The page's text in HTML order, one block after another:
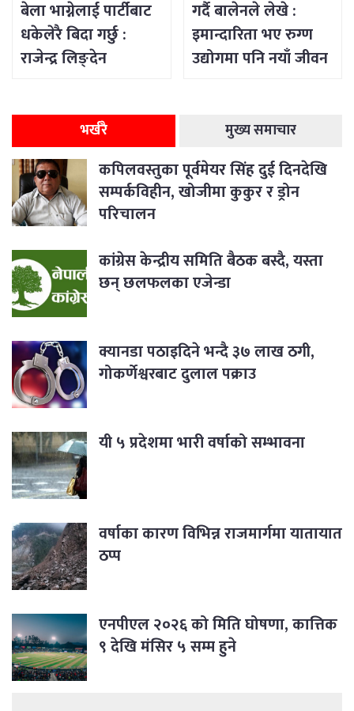
बेला भाग्नेलाई पार्टीबाट
धकेलेरै बिदा गर्छु :
राजेन्द्र लिङ्देन
गर्दै बालेनले लेखे :
इमान्दारिता भए रुग्ण
उद्योगमा पनि नयाँ जीवन
भर्खरै मुख्य समाचार
कपिलवस्तुका पूर्वमेयर सिंह दुई दिनदेखि
सम्पर्कविहीन, खोजीमा कुकुर र ड्रोन
परिचालन
कांग्रेस केन्द्रीय समिति बैठक बस्दै, यस्ता
छन् छलफलका एजेन्डा
क्यानडा पठाइदिने भन्दै ३७ लाख ठगी,
गोकर्णेश्वरबाट दुलाल पक्राउ
यी ५ प्रदेशमा भारी वर्षाको सम्भावना
वर्षाका कारण विभिन्न राजमार्गमा यातायात
ठप्प
एनपीएल २०२६ को मिति घोषणा, कात्तिक
९ देखि मंसिर ५ सम्म हुने